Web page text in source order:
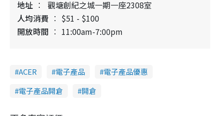
地址
觀塘創紀之城一期一座2308室
人均消費
$51 - $100
開放時間
11:00am-7:00pm
ACER 電子產品
電子產品優惠
電子產品開倉
開倉